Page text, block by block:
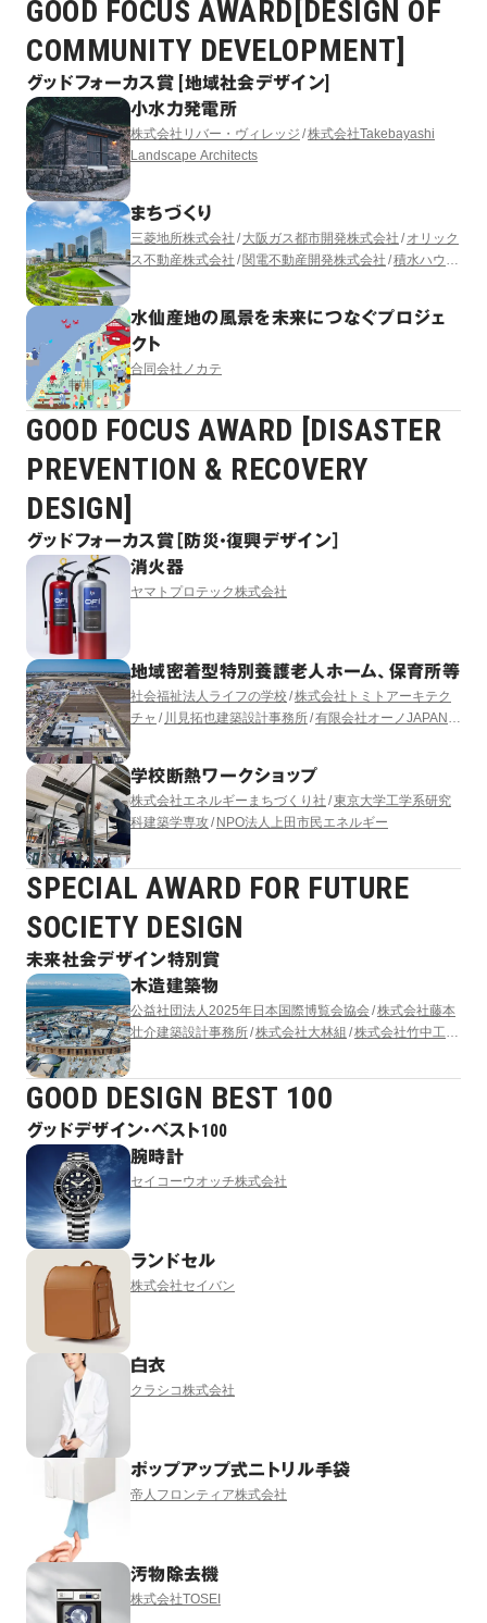
GOOD FOCUS AWARD[DESIGN OF
COMMUNITY DEVELOPMENT]
グッドフォーカス賞 [地域社会デザイン]
小水力発電所
株式会社リバー・ヴィレッジ 株式会社Takebayashi
Landscape Architects
まちづくり
三菱地所株式会社 大阪ガス都市開発株式会社
オリック
ス不動産株式会社 関電不動産開発株式会社 積水ハウス
（出資者：大林組） 株式会社日建設計 株式会社三菱地
所設計
水仙産地の風景を未来につなぐプロジェ
クト
合同会社ノカテ
GOOD FOCUS AWARD [DISASTER
PREVENTION & RECOVERY
DESIGN]
グッドフォーカス賞［防災・復興デザイン］
消火器
ヤマトプロテック株式会社
地域密着型特別養護老人ホーム、保育所等
社会福祉法人ライフの学校 株式会社トミトアーキテク
チャ
川見拓也建築設計事務所 有限会社オーノJAPAN
学校断熱ワークショップ
株式会社エネルギーまちづくり社 東京大学工学系研究
科建築学専攻 NPO法人上田市民エネルギー
SPECIAL AWARD FOR FUTURE
SOCIETY DESIGN
未来社会デザイン特別賞
木造建築物
公益社団法人2025年日本国際博覧会協会 株式会社藤本
壮介建築設計事務所 株式会社大林組 株式会社竹中工務
社梓設計
GOOD DESIGN BEST 100
グッドデザイン・ベスト100
腕時計
セイコーウオッチ株式会社
ランドセル
株式会社セイバン
白衣
クラシコ株式会社
ポップアップ式ニトリル手袋
帝人フロンティア株式会社
汚物除去機
株式会社TOSEI